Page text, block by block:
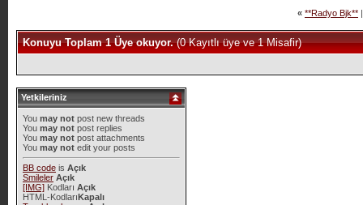
« **Radyo Bjk**
Konuyu Toplam 1 Üye okuyor.(0 Kayıtlı üye ve 1 Misafir)
Yetkileriniz
You may notpost new threads
You may notpost replies
You may notpost attachments
You may notedit your posts
BB codeis Açık
Smileler Açık
[IMG]Kodları Açık
HTML-KodlarıKapalı